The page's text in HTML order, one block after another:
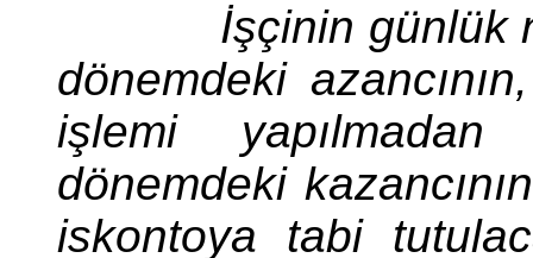
İşçinin günlük net
dönemdeki
işlemi yapılmadan
dönemdeki
iskontoya tabi